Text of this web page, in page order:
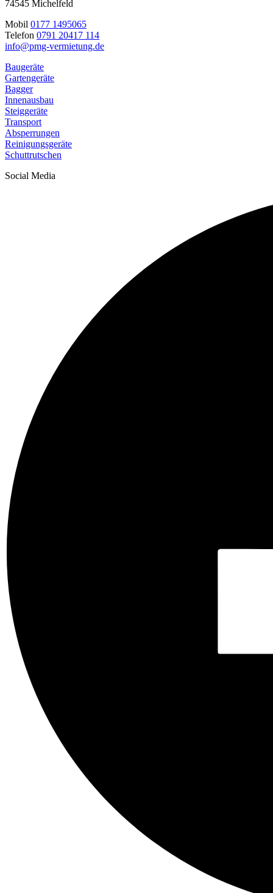
74545 Michelfeld
Mobil 0177 1495065
Telefon 0791 20417 114
info@pmg-vermietung.de
Baugeräte
Gartengeräte
Bagger
Innenausbau
Steiggeräte
Transport
Absperrungen
Reinigungsgeräte
Schuttrutschen
Social Media